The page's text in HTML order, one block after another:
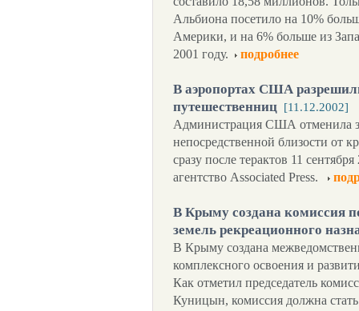
Альбиона посетило на 10%
Америки, и на 6% больше из
2001 году.
подробнее
В аэропортах США
путешественниц [11.12.2002]
Администрация США отменила
непосредственной близости от
сразу после терактов 11
агентство Associated Press.
В Крыму создана комиссия
земель рекреационного
В Крыму создана
комплексного освоения и
Как отметил председатель
Куницын, комиссия должна